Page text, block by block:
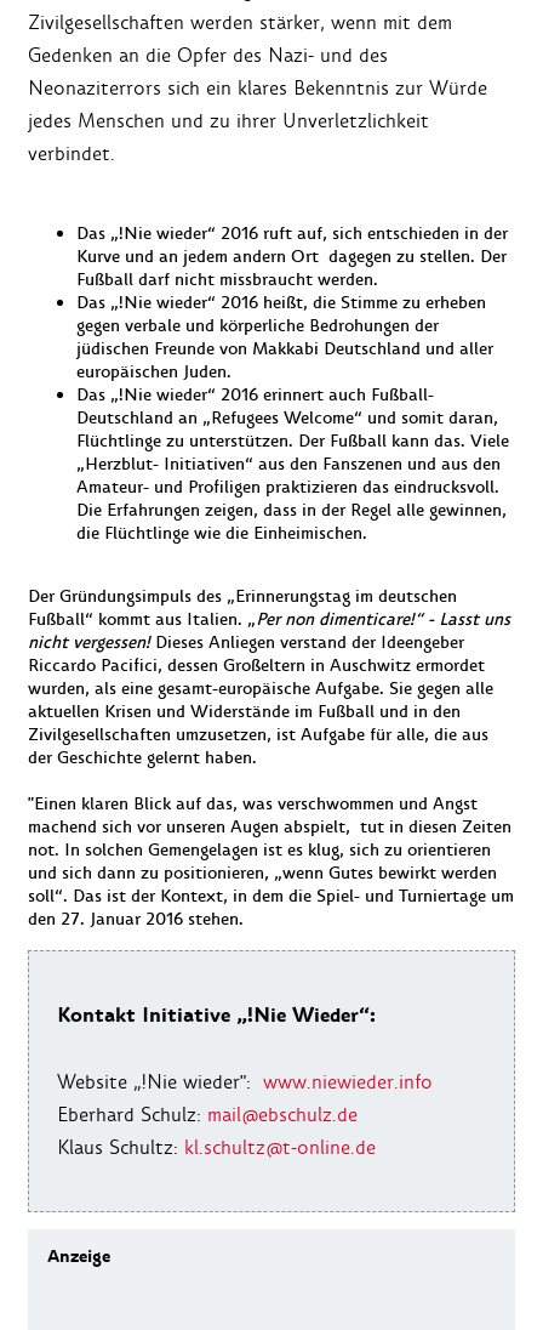
Zivilgesellschaften werden stärker, wenn mit dem
Gedenken an die Opfer des Nazi- und des
Neonaziterrors sich ein klares Bekenntnis zur Würde
jedes Menschen und zu ihrer Unverletzlichkeit
verbindet.
Das „!Nie wieder“ 2016 ruft auf, sich entschieden in der
Kurve und an jedem andern Ort dagegen zu stellen. Der
Fußball darf nicht missbraucht werden.
Das „!Nie wieder“ 2016 heißt, die Stimme zu erheben
gegen verbale und körperliche Bedrohungen der
jüdischen Freunde von Makkabi Deutschland und aller
europäischen Juden.
Das „!Nie wieder“ 2016 erinnert auch Fußball-
Deutschland an „Refugees Welcome“ und somit daran,
Flüchtlinge zu unterstützen. Der Fußball kann das. Viele
„Herzblut- Initiativen“ aus den Fanszenen und aus den
Amateur- und Profiligen praktizieren das eindrucksvoll.
Die Erfahrungen zeigen, dass in der Regel alle gewinnen,
die Flüchtlinge wie die Einheimischen.
Der Gründungsimpuls des „Erinnerungstag im deutschen
Fußball“ kommt aus Italien. „Per non dimenticare!“ - Lasst uns
nicht vergessen!Dieses Anliegen verstand der Ideengeber
Riccardo Pacifici, dessen Großeltern in Auschwitz ermordet
wurden, als eine gesamt-europäische Aufgabe. Sie gegen alle
aktuellen Krisen und Widerstände im Fußball und in den
Zivilgesellschaften umzusetzen, ist Aufgabe für alle, die aus
der Geschichte gelernt haben.
"Einen klaren Blick auf das, was verschwommen und Angst
machend sich vor unseren Augen abspielt, tut in diesen Zeiten
not. In solchen Gemengelagen ist es klug, sich zu orientieren
und sich dann zu positionieren, „wenn Gutes bewirkt werden
soll“. Das ist der Kontext, in dem die Spiel- und Turniertage um
den 27. Januar 2016 stehen.
Kontakt Initiative „!Nie Wieder“:
Website „!Nie wieder": www.niewieder.info
Eberhard Schulz: mail@ebschulz.de
Klaus Schultz: kl.schultz@t-online.de